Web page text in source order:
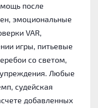
после
эмоциональные
VAR,
игры, питьевые
со светом,
Любые
судейская
добавленных